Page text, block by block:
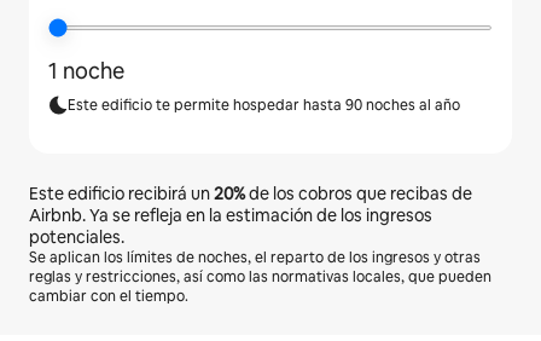
1 noche
Este edificio te permite hospedar hasta 90 noches al año
Este edificio recibirá un20%de los cobros que recibas de
Airbnb. Ya se refleja en la estimación de los ingresos
potenciales.
Se aplican los límites de noches, el reparto de los ingresos y otras
reglas y restricciones, así como las normativas locales, que pueden
cambiar con el tiempo.